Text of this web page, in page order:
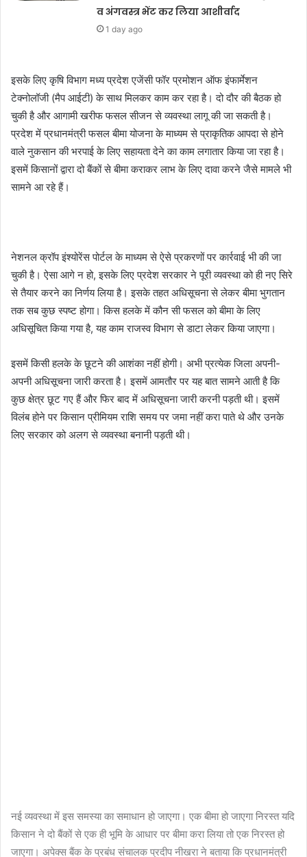
व अंगवस्त्र भेंट कर लिया आशीर्वाद
1 day ago
इसके लिए कृषि विभाग मध्य प्रदेश एजेंसी फॉर प्रमोशन ऑफ इंफार्मेशन
टेक्नोलॉजी (मैप आईटी) के साथ मिलकर काम कर रहा है। दो दौर की बैठक हो
चुकी है और आगामी खरीफ फसल सीजन से व्यवस्था लागू की जा सकती है।
प्रदेश में प्रधानमंत्री फसल बीमा योजना के माध्यम से प्राकृतिक आपदा से होने
वाले नुकसान की भरपाई के लिए सहायता देने का काम लगातार किया जा रहा है।
इसमें किसानों द्वारा दो बैंकों से बीमा कराकर लाभ के लिए दावा करने जैसे मामले भी
सामने आ रहे हैं।
नेशनल क्रॉप इंश्योरेंस पोर्टल के माध्यम से ऐसे प्रकरणों पर कार्रवाई भी की जा
चुकी है। ऐसा आगे न हो, इसके लिए प्रदेश सरकार ने पूरी व्यवस्था को ही नए सिरे
से तैयार करने का निर्णय लिया है। इसके तहत अधि‍सूचना से लेकर बीमा भुगतान
तक सब कुछ स्पष्ट होगा। किस हलके में कौन सी फसल को बीमा के लिए
अध‍िसूच‍ित किया गया है, यह काम राजस्व विभाग से डाटा लेकर किया जाएगा।
इसमें किसी हलके के छूटने की आशंका नहीं होगी। अभी प्रत्येक जिला अपनी-
अपनी अधि‍सूचना जारी करता है। इसमें आमतौर पर यह बात सामने आती है कि
कुछ क्षेत्र छूट गए हैं और फिर बाद में अधि‍सूचना जारी करनी पड़ती थी। इसमें
विलंब होने पर किसान प्रीमियम राशि समय पर जमा नहीं करा पाते थे और उनके
लिए सरकार को अलग से व्यवस्था बनानी पड़ती थी।
नई व्यवस्था में इस समस्या का समाधान हो जाएगा। एक बीमा हो जाएगा निरस्त यदि
किसान ने दो बैंकों से एक ही भूमि के आधार पर बीमा करा लिया तो एक निरस्त हो
जाएगा। अपेक्स बैंक के प्रबंध संचालक प्रदीप नीखरा ने बताया कि प्रधानमंत्री